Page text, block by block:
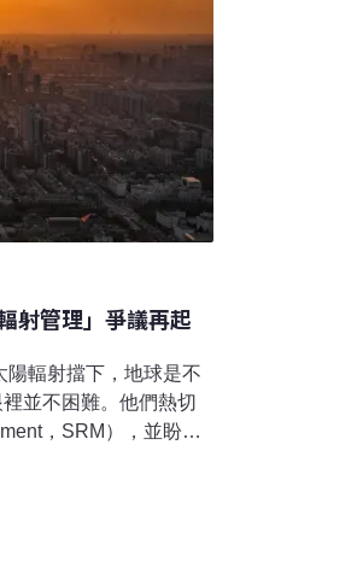
射管理」爭議再起
輻射擋下，地球是不
並不困難。他們熱切
，SRM），並盼聯
終因無法達成共識而
支持。SRM如何減少
肯亞召開。在這個全球